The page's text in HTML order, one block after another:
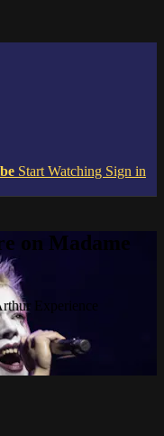
Start Watching Sign in
on Madame
Experience